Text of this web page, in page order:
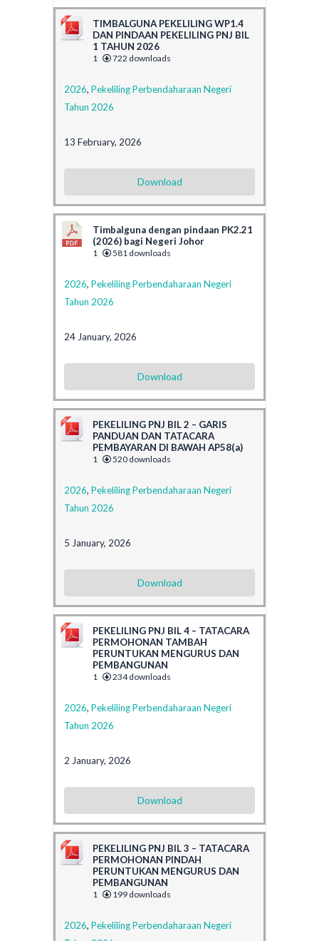
TIMBALGUNA PEKELILING WP1.4
DAN PINDAAN PEKELILING PNJ BIL
1 TAHUN 2026
1 722 downloads
2026, Pekeliling Perbendaharaan Negeri
Tahun 2026
13 February, 2026
Download
Timbalguna dengan pindaan PK2.21
(2026) bagi Negeri Johor
1 581 downloads
2026, Pekeliling Perbendaharaan Negeri
Tahun 2026
24 January, 2026
Download
PEKELILING PNJ BIL 2 – GARIS
PANDUAN DAN TATACARA
PEMBAYARAN DI BAWAH AP58(a)
1 520 downloads
2026, Pekeliling Perbendaharaan Negeri
Tahun 2026
5 January, 2026
Download
PEKELILING PNJ BIL 4 – TATACARA
PERMOHONAN TAMBAH
PERUNTUKAN MENGURUS DAN
PEMBANGUNAN
1 234 downloads
2026, Pekeliling Perbendaharaan Negeri
Tahun 2026
2 January, 2026
Download
PEKELILING PNJ BIL 3 – TATACARA
PERMOHONAN PINDAH
PERUNTUKAN MENGURUS DAN
PEMBANGUNAN
1 199 downloads
2026, Pekeliling Perbendaharaan Negeri